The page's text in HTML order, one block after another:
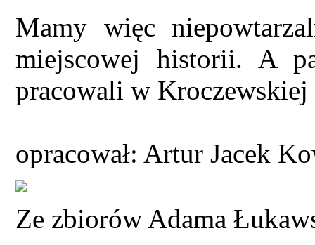
Mamy więc
miejscowej historii. A
pracowali w
opracował: Artur Jacek
Ze zbiorów Adama